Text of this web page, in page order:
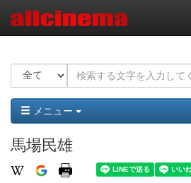
メニュー
馬場民雄